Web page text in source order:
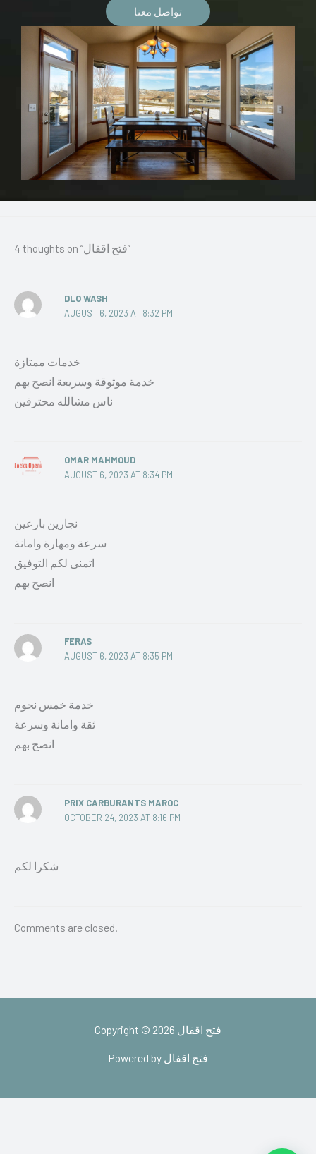
تواصل معنا
4 thoughts on “فتح اقفال”
DLO WASH
AUGUST 6, 2023 AT 8:32 PM
خدمات ممتازة
خدمة موثوقة وسريعة انصح بهم
ناس مشالله محترفين
OMAR MAHMOUD
AUGUST 6, 2023 AT 8:34 PM
نجارين بارعين
سرعة ومهارة وامانة
اتمنى لكم التوفيق
انصح بهم
FERAS
AUGUST 6, 2023 AT 8:35 PM
خدمة خمس نجوم
ثقة وامانة وسرعة
انصح بهم
PRIX CARBURANTS MAROC
OCTOBER 24, 2023 AT 8:16 PM
شكرا لكم
Comments are closed.
Copyright © 2026 فتح اقفال
Powered by فتح اقفال